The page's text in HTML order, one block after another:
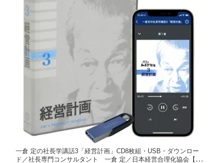
一倉 定の社長学講話3「経営計画」CD8枚組・USB・ダウンロー
ド／社長専門コンサルタント 一倉 定／日本経営合理化協会【講